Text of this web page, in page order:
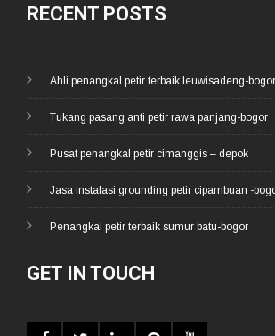
RECENT POSTS
Ahli penangkal petir terbaik leuwisadeng-bogor
Tukang pasang anti petir rawa panjang-bogor
Pusat penangkal petir cimanggis – depok
Jasa instalasi grounding petir cipambuan -
Penangkal petir terbaik sumur batu-bogor
GET IN TOUCH